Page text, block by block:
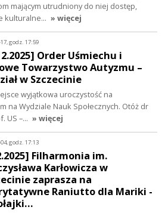
mającym utrudniony do niej dostęp,
kulturalne… » więcej
godz. 17:59
Order Uśmiechu i
Towarzystwo Autyzmu –
w Szczecinie
wyjątkowa uroczystość na
na Wydziale Nauk Społecznych. Otóż dr
US –… » więcej
godz. 17:13
Filharmonia im.
Karłowicza w
zaprasza na
Raniutto dla Mariki -